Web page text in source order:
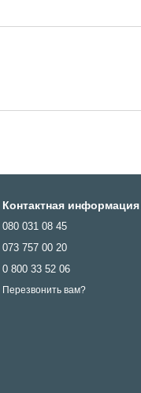
Контактная информация
080 031 08 45
073 757 00 20
0 800 33 52 06
Перезвонить вам?